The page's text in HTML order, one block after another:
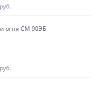
руб.
огня СМ 90ЭБ
руб.